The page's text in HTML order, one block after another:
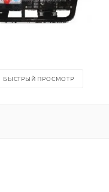
БЫСТРЫЙ ПРОСМОТР